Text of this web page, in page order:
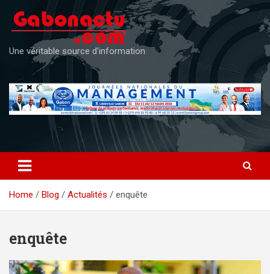
content
Une véritable source d'information
Home Blog Actualités enquête
enquête